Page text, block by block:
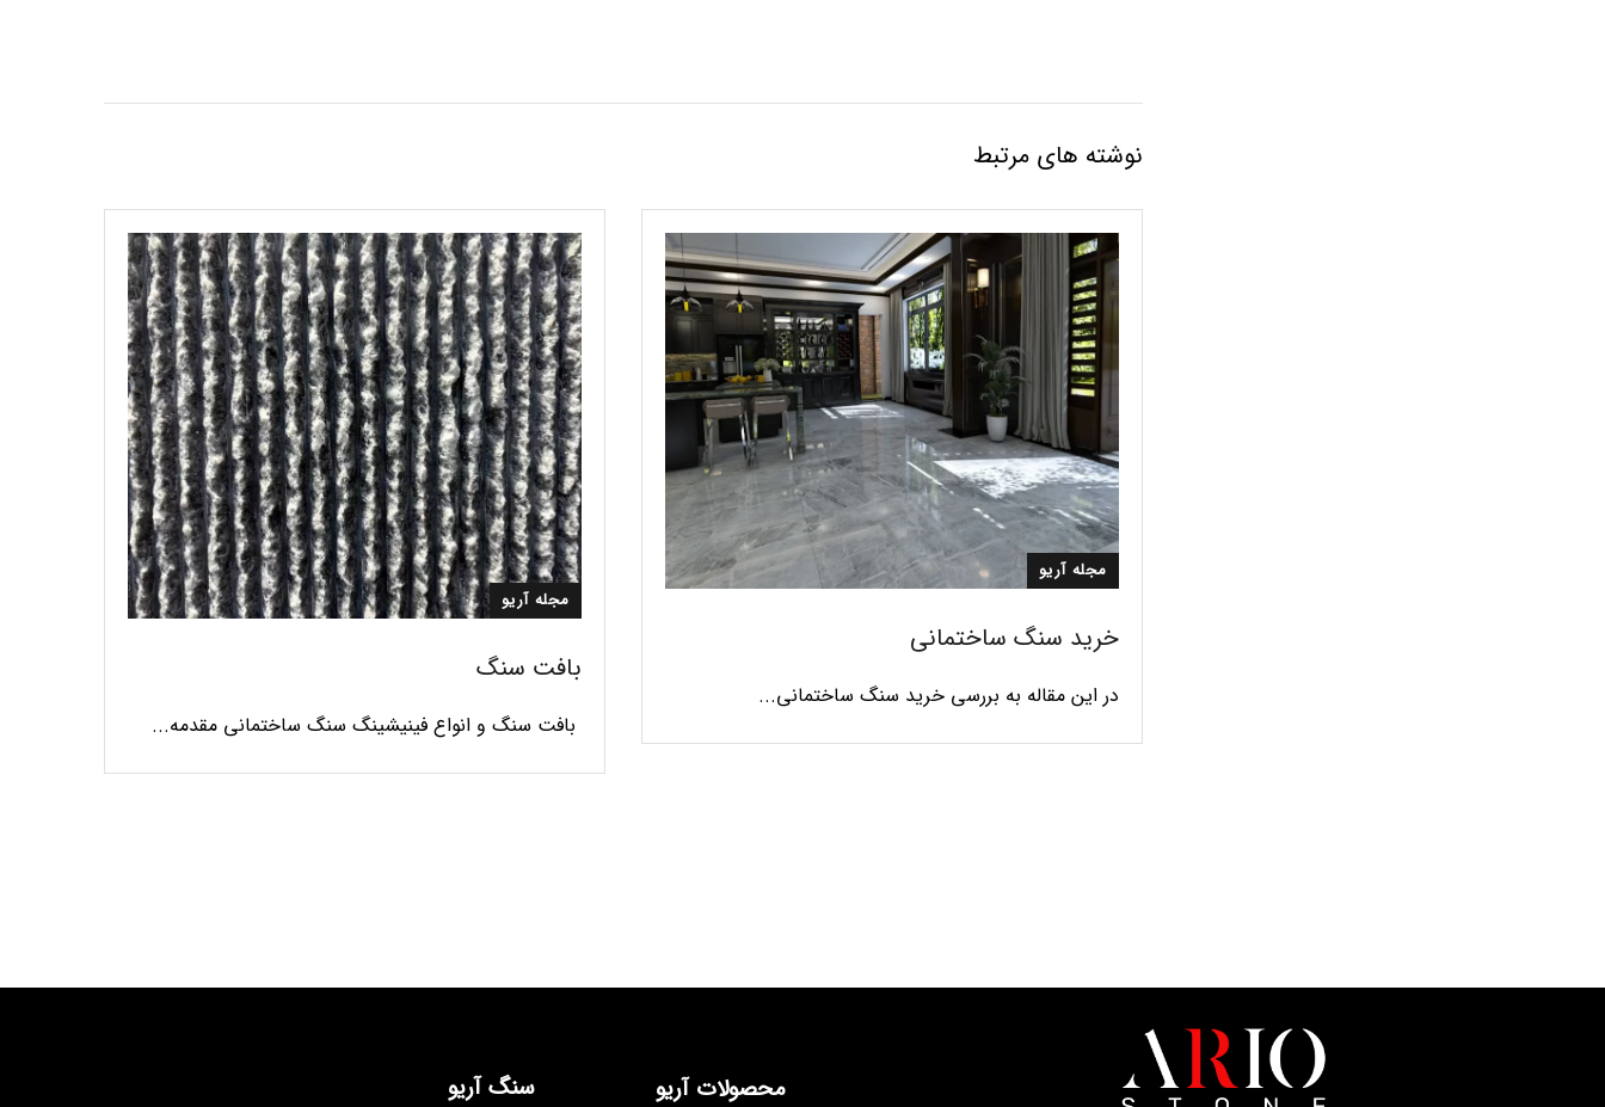
نوشته های مرتبط
مجله آریو
بافت سنگ
بافت سنگ و انواع فینیشینگ سنگ ساختمانی مقدمه...
مجله آریو
خرید سنگ ساختمانی
در این مقاله به بررسی خرید سنگ ساختمانی...
محصولات آریو سنگ آریو